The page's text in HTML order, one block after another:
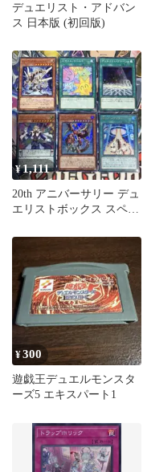
デュエリスト・アドバン
ス 日本版 (初回版)
¥1,111
20th アニバーサリー デュ
エリストボックス スペシ
ド
¥300
遊戯王デュエルモンスタ
ーズ5 エキスパート1